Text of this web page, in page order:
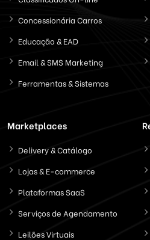
Concessionária Carros
Educação & EAD
Email & SMS Marketing
Ferramentas & Sistemas
Marketplaces
Delivery & Catálogo
Lojas & E-commerce
Plataformas SaaS
Serviços de Agendamento
Leilões Virtuais